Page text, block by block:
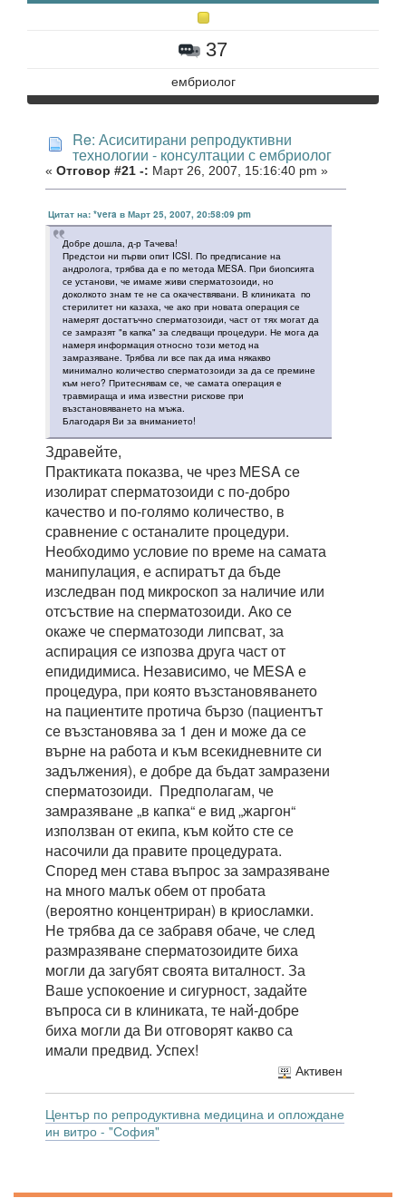
37
ембриолог
Re: Асиситирани репродуктивни
технологии - консултации с ембриолог
« Отговор #21 -: Март 26, 2007, 15:16:40 pm »
Цитат на: *vera в Март 25, 2007, 20:58:09 pm
Добре дошла, д-р Тачева!
Предстои ни първи опит ICSI. По предписание на
андролога, трябва да е по метода MESA. При биопсията
се установи, че имаме живи сперматозоиди, но
доколкото знам те не са окачествявани. В клиниката по
стерилитет ни казаха, че ако при новата операция се
намерят достатъчно сперматозоиди, част от тях могат да
се замразят "в капка" за следващи процедури. Не мога да
намеря информация относно този метод на
замразяване. Трябва ли все пак да има някакво
минимално количество сперматозоиди за да се премине
към него? Притеснявам се, че самата операция е
травмираща и има известни рискове при
възстановяването на мъжа.
Благодаря Ви за вниманието!
Здравейте,
Практиката показва, че чрез MESA се
изолират сперматозоиди с по-добро
качество и по-голямо количество, в
сравнение с останалите процедури.
Необходимо условие по време на самата
манипулация, е аспиратът да бъде
изследван под микроскоп за наличие или
отсъствие на сперматозоиди. Ако се
окаже че сперматозоди липсват, за
аспирация се изпозва друга част от
епидидимиса. Независимо, че MESA е
процедура, при която възстановяването
на пациентите протича бързо (пациентът
се възстановява за 1 ден и може да се
върне на работа и към всекидневните си
задължения), е добре да бъдат замразени
сперматозоиди. Предполагам, че
замразяване „в капка“ е вид „жаргон“
използван от екипа, към който сте се
насочили да правите процедурата.
Според мен става въпрос за замразяване
на много малък обем от пробата
(вероятно концентриран) в криосламки.
Не трябва да се забравя обаче, че след
размразяване сперматозоидите биха
могли да загубят своята виталност. За
Ваше успокоение и сигурност, задайте
въпроса си в клиниката, те най-добре
биха могли да Ви отговорят какво са
имали предвид. Успех!
Активен
Център по репродуктивна медицина и оплождане
ин витро - "София"